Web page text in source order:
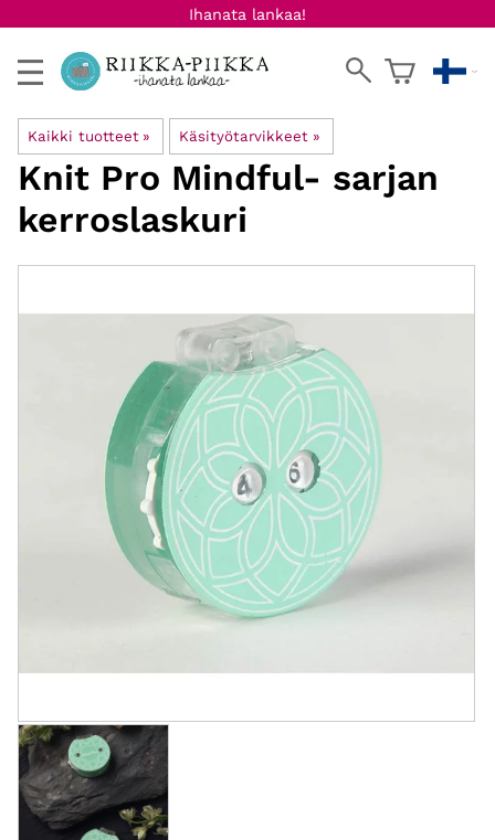
Ihanata lankaa!
Kaikki tuotteet ‪» Käsityötarvikkeet ‪»
Knit Pro Mindful- sarjan
kerroslaskuri